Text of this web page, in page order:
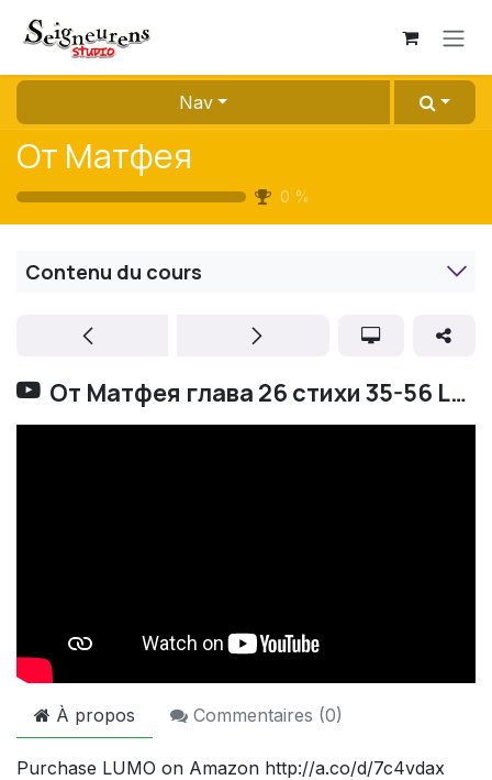
Nav
От Матфея
0 %
Contenu du cours
От Матфея глава 26 стихи 35-56 LUMO
À propos Commentaires (0)
Purchase LUMO on Amazon http://a.co/d/7c4vdax